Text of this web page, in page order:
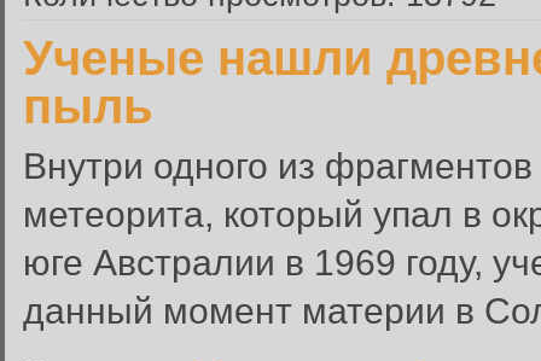
Ученые нашли
пыль
Внутри одного из
метеорита, который упал в
юге Австралии в 1969 году,
данный момент материи в